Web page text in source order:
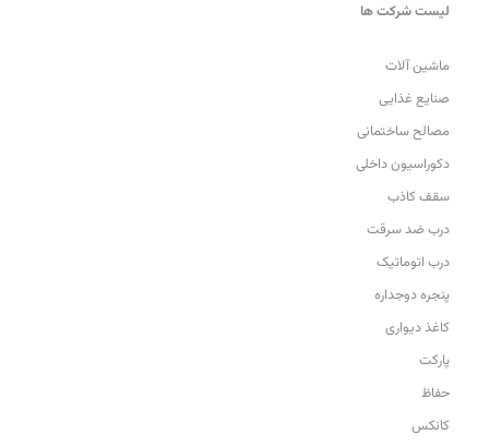
لیست شرکت ها
ماشین آلات
صنایع غذایی
مصالح ساختمانی
دکوراسیون داخلی
سقف کاذب
درب ضد سرقت
درب اتوماتیک
پنجره دوجداره
کاغذ دیواری
پارکت
حفاظ
کانکس